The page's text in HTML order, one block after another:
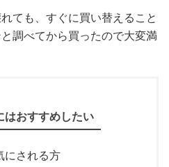
ても、すぐに買い替えること
調べてから買ったので大変満
はおすすめしたい
にされる方